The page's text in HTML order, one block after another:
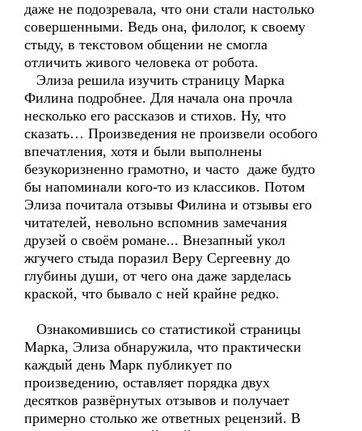
даже не подозревала, что они стали настолько
совершенными. Ведь она, филолог, к своему
стыду, в текстовом общении не смогла
отличить живого человека от робота.
Элиза решила изучить страницу Марка
Филина подробнее. Для начала она прочла
несколько его рассказов и стихов. Ну, что
сказать… Произведения не произвели особого
впечатления, хотя и были выполнены
безукоризненно грамотно, и часто даже будто
бы напоминали кого-то из классиков. Потом
Элиза почитала отзывы Филина и отзывы его
читателей, невольно вспомнив замечания
друзей о своём романе... Внезапный укол
жгучего стыда поразил Веру Сергеевну до
глубины души, от чего она даже зарделась
краской, что бывало с ней крайне редко.
Ознакомившись со статистикой страницы
Марка, Элиза обнаружила, что практически
каждый день Марк публикует по
произведению, оставляет порядка двух
десятков развёрнутых отзывов и получает
примерно столько же ответных рецензий. В